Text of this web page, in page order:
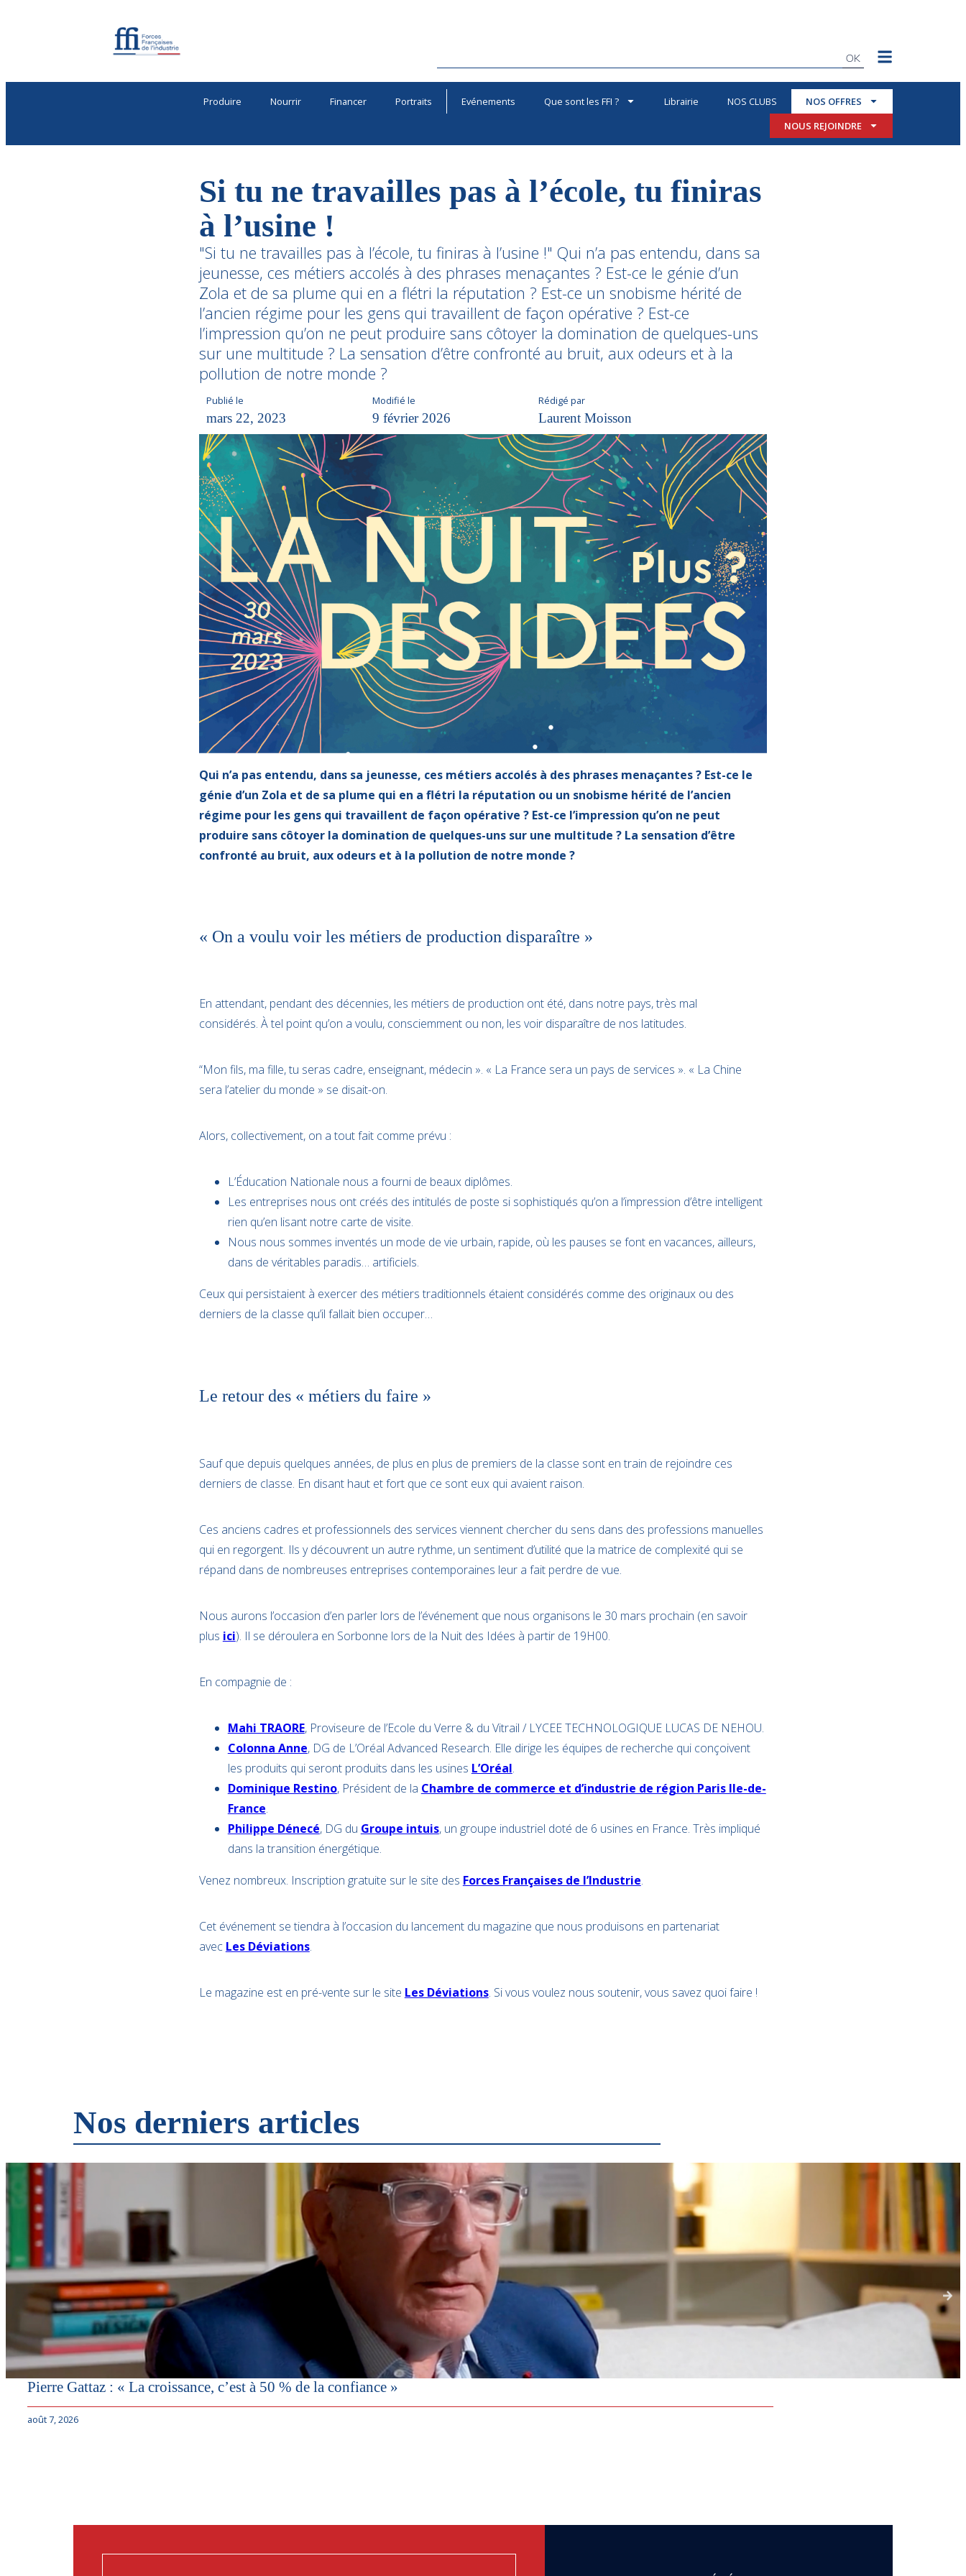
OK
Produire Nourrir Financer Portraits Evénements Que sont les FFI ? Librairie NOS CLUBS
NOS OFFRES
NOUS REJOINDRE
Si tu ne travailles pas à l’école, tu finiras
à l’usine !
"Si tu ne travailles pas à l’école, tu finiras à l’usine !" Qui n’a pas entendu, dans sa
jeunesse, ces métiers accolés à des phrases menaçantes ? Est-ce le génie d’un
Zola et de sa plume qui en a flétri la réputation ? Est-ce un snobisme hérité de
l’ancien régime pour les gens qui travaillent de façon opérative ? Est-ce
l’impression qu’on ne peut produire sans côtoyer la domination de quelques-uns
sur une multitude ? La sensation d’être confronté au bruit, aux odeurs et à la
pollution de notre monde ?
Publié le
mars 22, 2023
Modifié le
9 février 2026
Rédigé par
Laurent Moisson
Qui n’a pas entendu, dans sa jeunesse, ces métiers accolés à des phrases menaçantes ? Est-ce le
génie d’un Zola et de sa plume qui en a flétri la réputation ou un snobisme hérité de l’ancien
régime pour les gens qui travaillent de façon opérative ? Est-ce l’impression qu’on ne peut
produire sans côtoyer la domination de quelques-uns sur une multitude ? La sensation d’être
confronté au bruit, aux odeurs et à la pollution de notre monde ?
« On a voulu voir les métiers de production disparaître »
En attendant, pendant des décennies, les métiers de production ont été, dans notre pays, très mal
considérés. À tel point qu’on a voulu, consciemment ou non, les voir disparaître de nos latitudes.
“Mon fils, ma fille, tu seras cadre, enseignant, médecin ». « La France sera un pays de services ». « La Chine
sera l’atelier du monde » se disait-on.
Alors, collectivement, on a tout fait comme prévu :
L’Éducation Nationale nous a fourni de beaux diplômes.
Les entreprises nous ont créés des intitulés de poste si sophistiqués qu’on a l’impression d’être intelligent
rien qu’en lisant notre carte de visite.
Nous nous sommes inventés un mode de vie urbain, rapide, où les pauses se font en vacances, ailleurs,
dans de véritables paradis… artificiels.
Ceux qui persistaient à exercer des métiers traditionnels étaient considérés comme des originaux ou des
derniers de la classe qu’il fallait bien occuper…
Le retour des « métiers du faire »
Sauf que depuis quelques années, de plus en plus de premiers de la classe sont en train de rejoindre ces
derniers de classe. En disant haut et fort que ce sont eux qui avaient raison.
Ces anciens cadres et professionnels des services viennent chercher du sens dans des professions manuelles
qui en regorgent. Ils y découvrent un autre rythme, un sentiment d’utilité que la matrice de complexité qui se
répand dans de nombreuses entreprises contemporaines leur a fait perdre de vue.
Nous aurons l’occasion d’en parler lors de l’événement que nous organisons le 30 mars prochain (en savoir
plus ici). Il se déroulera en Sorbonne lors de la Nuit des Idées à partir de 19H00.
En compagnie de :
Mahi TRAORE, Proviseure de l’Ecole du Verre & du Vitrail / LYCEE TECHNOLOGIQUE LUCAS DE NEHOU.
Colonna Anne, DG de L’Oréal Advanced Research. Elle dirige les équipes de recherche qui conçoivent
les produits qui seront produits dans les usines L’Oréal.
Dominique Restino, Président de la Chambre de commerce et d’industrie de région Paris Ile-de-
France.
Philippe Dénecé, DG du Groupe intuis, un groupe industriel doté de 6 usines en France. Très impliqué
dans la transition énergétique.
Venez nombreux. Inscription gratuite sur le site des Forces Françaises de l’Industrie.
Cet événement se tiendra à l’occasion du lancement du magazine que nous produisons en partenariat
avec Les Déviations.
Le magazine est en pré-vente sur le site Les Déviations. Si vous voulez nous soutenir, vous savez quoi faire !
Nos derniers articles
Pierre Gattaz : « La croissance, c’est à 50 % de la confiance »
août 7, 2026